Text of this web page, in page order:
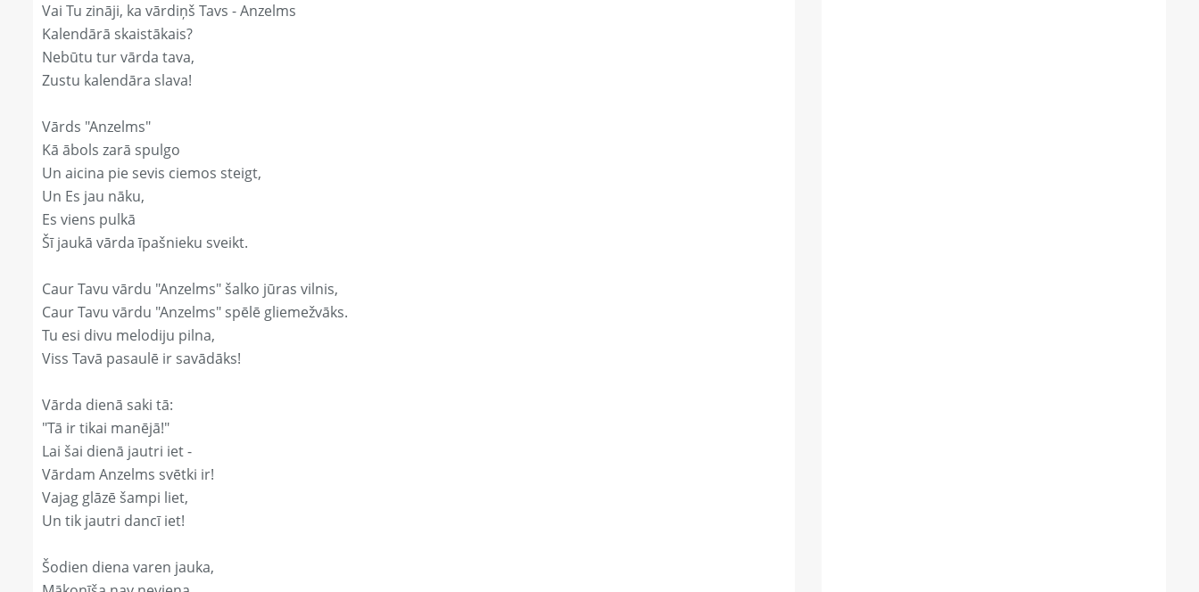
Vai Tu zināji, ka vārdiņš Tavs - Anzelms
Kalendārā skaistākais?
Nebūtu tur vārda tava,
Zustu kalendāra slava!
Vārds "Anzelms"
Kā ābols zarā spulgo
Un aicina pie sevis ciemos steigt,
Un Es jau nāku,
Es viens pulkā
Šī jaukā vārda īpašnieku sveikt.
Caur Tavu vārdu "Anzelms" šalko jūras vilnis,
Caur Tavu vārdu "Anzelms" spēlē gliemežvāks.
Tu esi divu melodiju pilna,
Viss Tavā pasaulē ir savādāks!
Vārda dienā saki tā:
"Tā ir tikai manējā!"
Lai šai dienā jautri iet -
Vārdam Anzelms svētki ir!
Vajag glāzē šampi liet,
Un tik jautri dancī iet!
Šodien diena varen jauka,